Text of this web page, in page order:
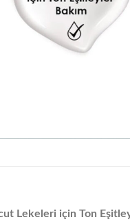
Lekeleri için Ton